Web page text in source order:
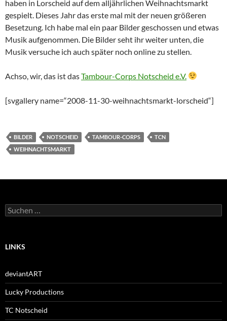
haben in Lorscheid auf dem alljährlichen Weihnachtsmarkt
gespielt. Dieses Jahr das erste mal mit der neuen größeren
Besetzung. Ich habe mal ein paar Bilder geschossen und etwas
Musik aufgenommen. Die Bilder seht ihr weiter unten, die
Musik versuche ich auch später noch online zu stellen.
Achso, wir, das ist dasTambour-Corps Notscheid e.V.
[svgallery name=“2008-11-30-weihnachtsmarkt-lorscheid“]
BILDER NOTSCHEID TAMBOUR-CORPS
TCN
WEIHNACHTSMARKT
Suchen
nach:
LINKS
deviantART
Lucky Productions
TC Notscheid